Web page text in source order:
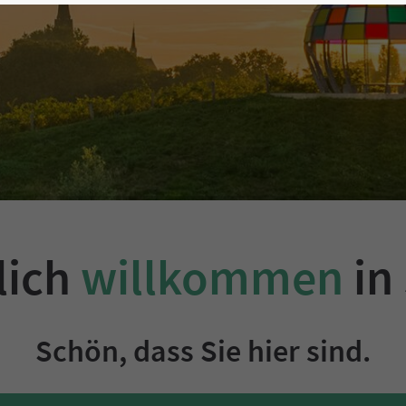
willkommen in
Schön, dass Sie hier sind.